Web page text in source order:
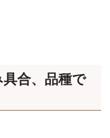
合、品種で